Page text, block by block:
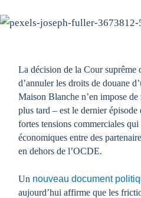
La décision de la Cour suprême
d’annuler les droits de douane
Maison Blanche n’en impose
plus tard – est le dernier épisode
fortes tensions commerciales
économiques entre des
en dehors de l’OCDE.
Un nouveau document
aujourd’hui affirme que les